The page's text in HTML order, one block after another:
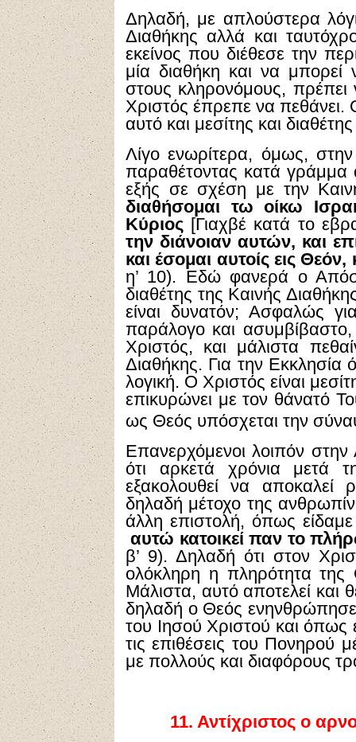
Δηλαδή, με απλούστερα
Διαθήκης αλλά και
εκείνος που διέθεσε την
μία διαθήκη και να μπορεί
στους κληρονόμους, πρέπει
Χριστός έπρεπε να πεθάνει.
αυτό και μεσίτης και
Λίγο ενωρίτερα, όμως,
παραθέτοντας κατά γράμμα
εξής σε σχέση με την
διαθήσομαι τω οίκω
Κύριος [Γιαχβέ κατά το
την διάνοιαν αυτών, και
και έσομαι αυτοίς εις Θεόν,
η’ 10). Εδώ φανερά ο
διαθέτης της Καινής
είναι δυνατόν; Ασφαλώς
παράλογο και ασυμβίβαστο,
Χριστός, και μάλιστα
Διαθήκης. Για την Εκκλησία
λογική. Ο Χριστός είναι
επικυρώνει με τον θάνατό
ως Θεός υπόσχεται την
Επανερχόμενοι λοιπόν στην
ότι αρκετά χρόνια μετά
εξακολουθεί να
δηλαδή μέτοχο της
άλλη επιστολή, όπως
αυτώ κατοικεί παν το
β’ 9). Δηλαδή ότι στον
ολόκληρη η πληρότητα
Μάλιστα, αυτό αποτελεί και
δηλαδή ο Θεός
του Ιησού Χριστού και όπως
τις επιθέσεις του Πονηρού
με πολλούς και διαφόρους
11. Αντίχριστος ο